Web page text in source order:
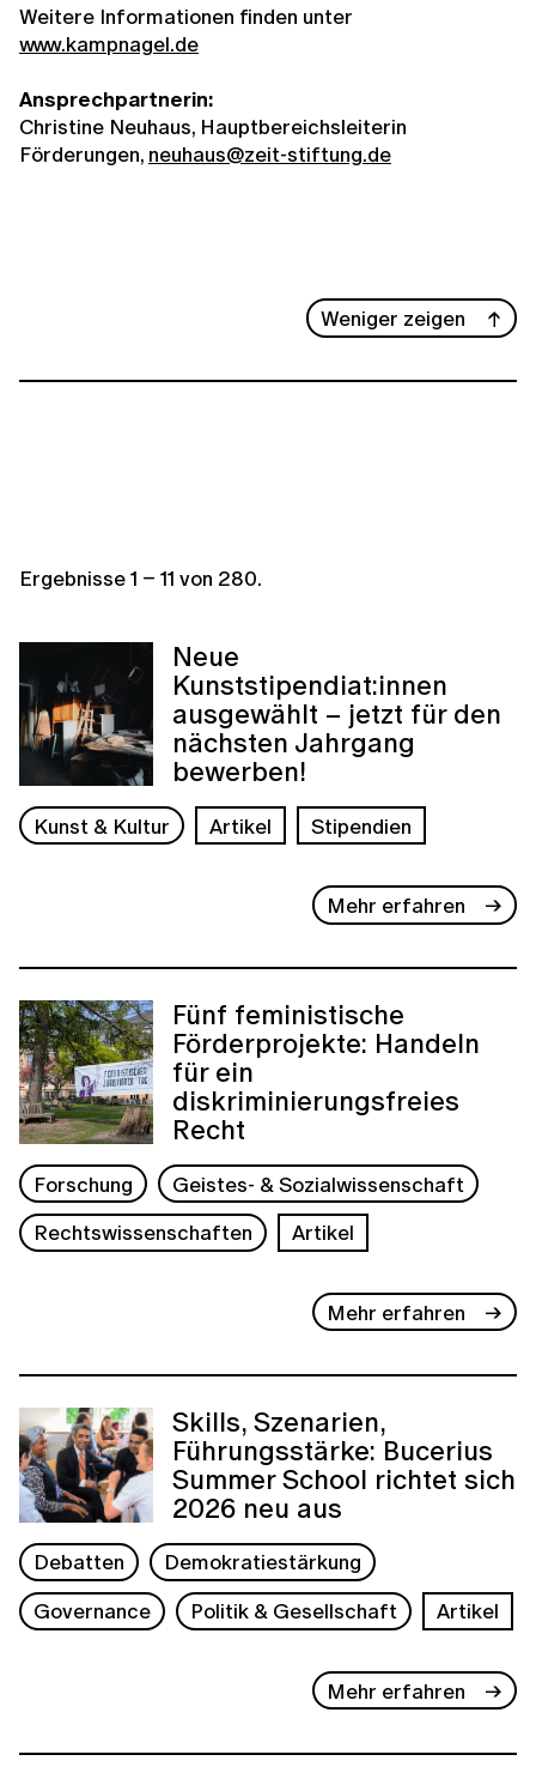
Weitere Informationen finden unter
www.kampnagel.de
Ansprechpartnerin:
Christine Neuhaus, Hauptbereichsleiterin
Förderungen, neuhaus@zeit-stiftung.de
Weniger zeigen
Ergebnisse1 – 11 von 280.
Neue
Kunststipendiat:innen
ausgewählt – jetzt für den
nächsten Jahrgang
bewerben!
Kunst & Kultur Artikel Stipendien
Mehr erfahren
Fünf feministische
Förderprojekte: Handeln
für ein
diskriminierungsfreies
Recht
Forschung
Geistes- & Sozialwissenschaft
Rechtswissenschaften
Artikel
Mehr erfahren
Skills, Szenarien,
Führungsstärke: Bucerius
Summer School richtet sich
2026 neu aus
Debatten
Demokratiestärkung
Governance
Politik & Gesellschaft Artikel
Mehr erfahren